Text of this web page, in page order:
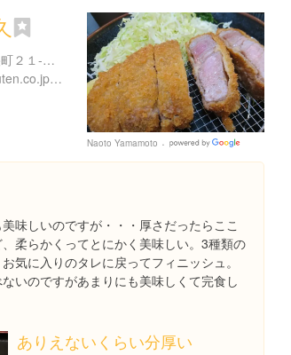
鹿児島県鹿児島市中央町２１-１３
http://setoguchiseinikuten.co.jp/kawakyu.html
Naoto Yamamoto
Places
味しいのですが・・・厚さだったらここ
柔らかくってとにかく美味しい。3種類の
気に入りのタレに戻ってフィニッシュ。
いのですがあまりにも美味しくて完食し
ありえないくらい分厚い